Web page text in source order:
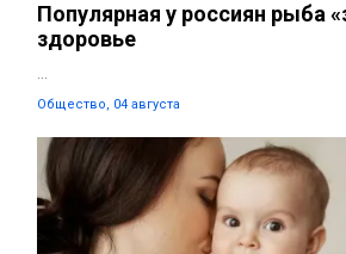
Популярная у россиян рыба
здоровье
...
Общество, 04 августа